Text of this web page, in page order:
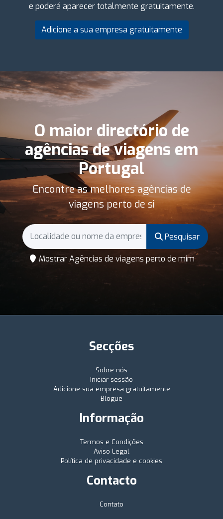
e poderá aparecer totalmente gratuitamente.
Adicione a sua empresa gratuitamente
O maior directório de
agências de viagens em
Portugal
Encontre as melhores agências de
viagens perto de si
Pesquisar
Mostrar Agências de viagens perto de mim
Secções
Sobre nós
Iniciar sessão
Adicione sua empresa gratuitamente
Blogue
Informação
Termos e Condições
Aviso Legal
Política de privacidade e cookies
Contacto
Contato